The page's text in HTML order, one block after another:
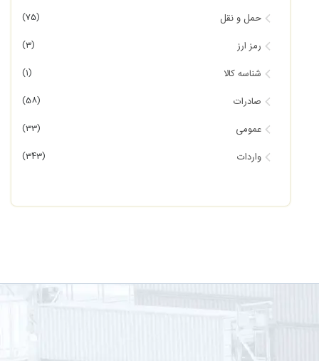
حمل و نقل (75)
رمز ارز (3)
شناسه کالا (1)
صادرات (58)
عمومی (33)
واردات (343)